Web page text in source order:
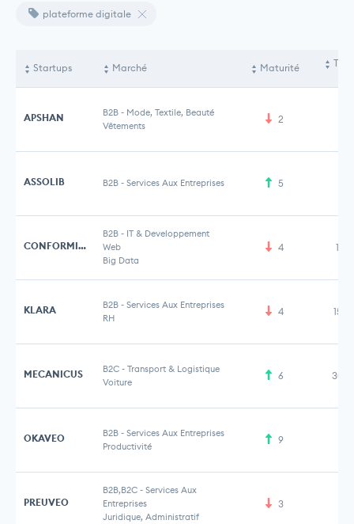
plateforme digitale
Startups Marché Maturité
APSHAN B2B - Mode, Textile, Beauté
Vêtements
2
ASSOLIB B2B - Services Aux Entreprises 5
CONFORMITEE
B2B - IT & Developpement
Web
Big Data
4
KLARA B2B - Services Aux Entreprises
RH
4
MECANICUS B2C - Transport & Logistique
Voiture
6
OKAVEO B2B - Services Aux Entreprises
Productivité
9
PREUVEO
B2B,B2C - Services Aux
Entreprises
Juridique, Administratif
3